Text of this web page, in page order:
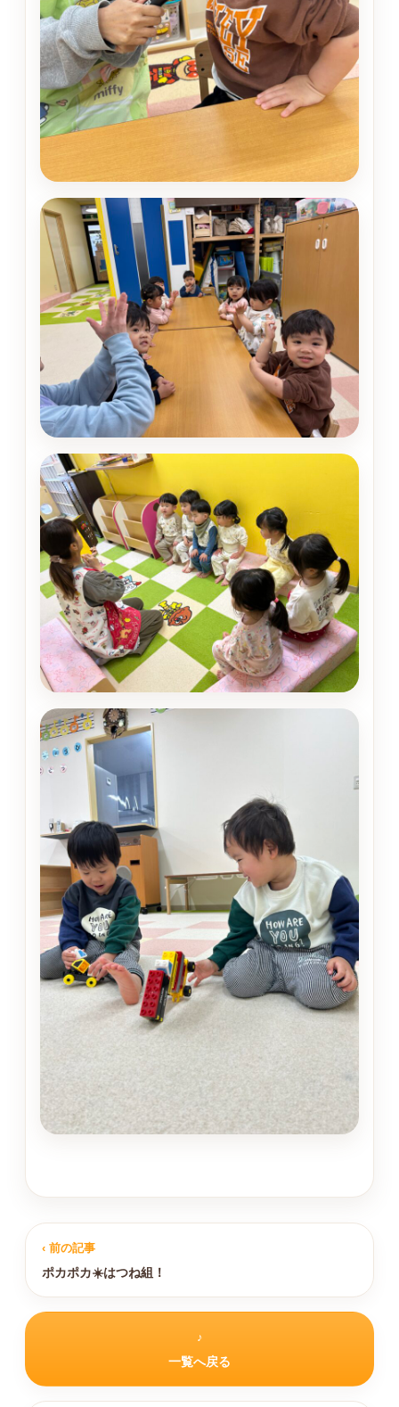
‹ 前の記事
ポカポカ☀️はつね組！
♪
一覧へ戻る